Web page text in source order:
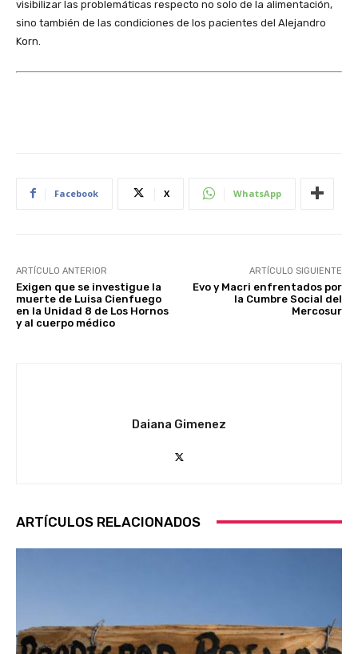
visibilizar las problemáticas respecto no solo de la alimentación,
sino también de las condiciones de los pacientes del Alejandro
Korn.
Facebook X WhatsApp
ARTÍCULO ANTERIOR
Exigen que se investigue la
muerte de Luisa Cienfuego
en la Unidad 8 de Los Hornos
y al cuerpo médico
ARTÍCULO SIGUIENTE
Evo y Macri enfrentados por
la Cumbre Social del
Mercosur
Daiana Gimenez
ARTÍCULOS RELACIONADOS